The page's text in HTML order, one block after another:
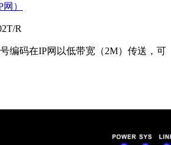
）
R
编码在IP网以低带宽（2M）传送，可